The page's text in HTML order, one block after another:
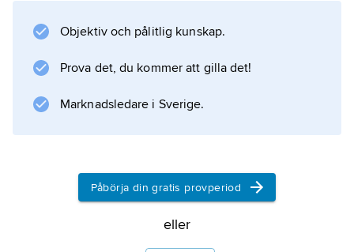
Information om artikeln
Objektiv och pålitlig kunskap.
Prova det, du kommer att gilla det!
Marknadsledare i Sverige.
Påbörja din gratis provperiod
eller